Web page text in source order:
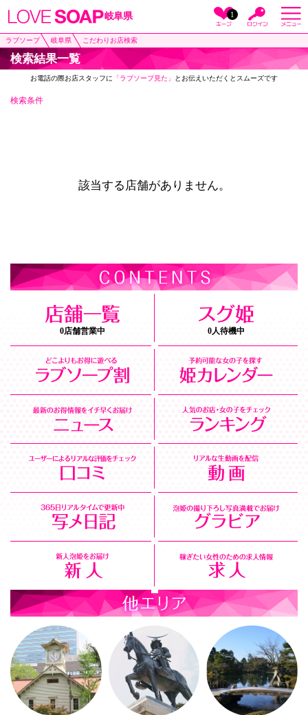
岐阜県 1
ラブソープ 岐阜県 こだわりお店検索
検索結果一覧
お電話の際お店スタッフに 「ラブソープ見た」 とお伝えいただくとスムーズです
検索条件
該当する店舗がありません。
0店舗営業中 0人待機中